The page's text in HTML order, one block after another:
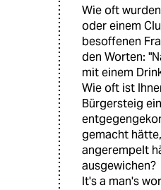
Wie oft
oder einem
besoffenen
den Worten:
mit einem
Wie oft ist
Bürgersteig
gemacht
angerempelt
ausgewichen?
It's a man's